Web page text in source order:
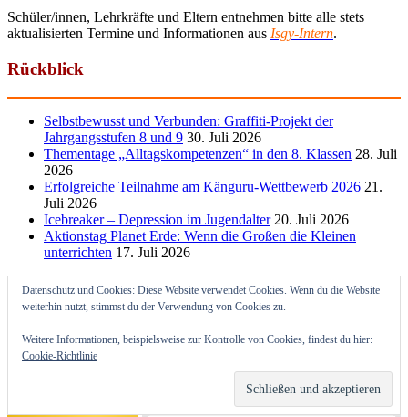
Schüler/innen, Lehrkräfte und Eltern entnehmen bitte alle stets
aktualisierten Termine und Informationen aus Isgy-Intern.
Rückblick
Selbstbewusst und Verbunden: Graffiti-Projekt der
Jahrgangsstufen 8 und 9 30. Juli 2026
Thementage „Alltagskompetenzen“ in den 8. Klassen 28. Juli
2026
Erfolgreiche Teilnahme am Känguru-Wettbewerb 2026 21.
Juli 2026
Icebreaker – Depression im Jugendalter 20. Juli 2026
Aktionstag Planet Erde: Wenn die Großen die Kleinen
unterrichten 17. Juli 2026
Datenschutz und Cookies: Diese Website verwendet Cookies. Wenn du die Website
weiterhin nutzt, stimmst du der Verwendung von Cookies zu.
Weitere Informationen, beispielsweise zur Kontrolle von Cookies, findest du hier:
Cookie-Richtlinie